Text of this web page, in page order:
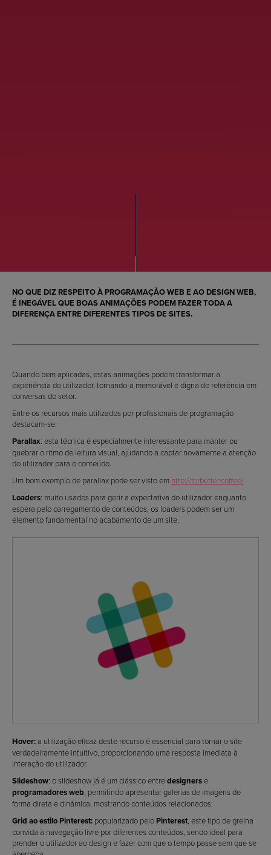
NO QUE DIZ RESPEITO À PROGRAMAÇÃO WEB E AO DESIGN WEB,
É INEGÁVEL QUE BOAS ANIMAÇÕES PODEM FAZER TODA A
DIFERENÇA ENTRE DIFERENTES TIPOS DE SITES.
Quando bem aplicadas, estas animações podem transformar a
experiência do utilizador, tornando-a memorável e digna de referência em
conversas do setor.
Entre os recursos mais utilizados por profissionais de programação
destacam-se:
Parallax: esta técnica é especialmente interessante para manter ou
quebrar o ritmo de leitura visual, ajudando a captar novamente a atenção
do utilizador para o conteúdo.
Um bom exemplo de parallax pode ser visto em http://forbetter.coffee/
Loaders: muito usados para gerir a expectativa do utilizador enquanto
espera pelo carregamento de conteúdos, os loaders podem ser um
elemento fundamental no acabamento de um site.
Hover:a utilização eficaz deste recurso é essencial para tornar o site
verdadeiramente intuitivo, proporcionando uma resposta imediata à
interação do utilizador.
Slideshow: o slideshow já é um clássico entredesignerse
programadores web, permitindo apresentar galerias de imagens de
forma direta e dinâmica, mostrando conteúdos relacionados.
Grid ao estilo Pinterest: popularizado pelo Pinterest, este tipo de grelha
convida à navegação livre por diferentes conteúdos, sendo ideal para
prender o utilizador ao design e fazer com que o tempo passe sem que se